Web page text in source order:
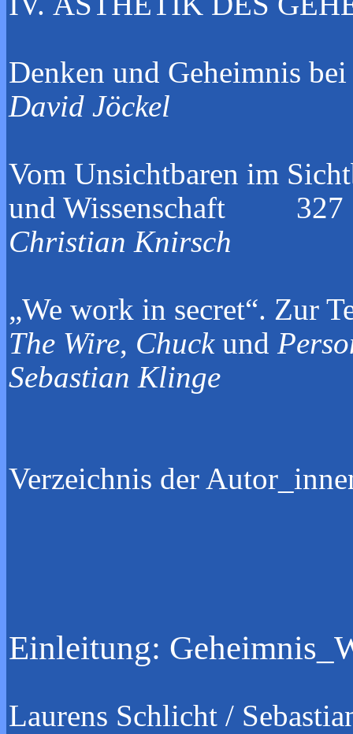
Denken und
David Jöckel
Vom Unsichtbaren im
und Wissenschaft 327
Christian Knirsch
„We work in secret“. Zur
The Wire, Chuckund
Sebastian Klinge
Einleitung:
Laurens Schlicht /